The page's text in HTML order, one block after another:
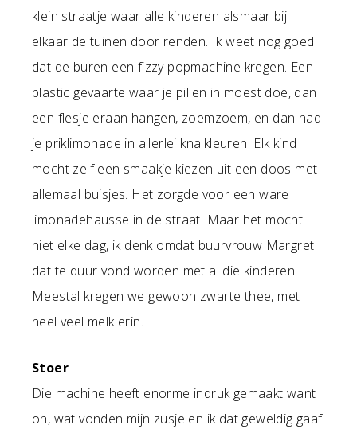
klein straatje waar alle kinderen alsmaar bij
elkaar de tuinen door renden. Ik weet nog goed
dat de buren een fizzy popmachine kregen. Een
plastic gevaarte waar je pillen in moest doe, dan
een flesje eraan hangen, zoemzoem, en dan had
je priklimonade in allerlei knalkleuren. Elk kind
mocht zelf een smaakje kiezen uit een doos met
allemaal buisjes. Het zorgde voor een ware
limonadehausse in de straat. Maar het mocht
niet elke dag, ik denk omdat buurvrouw Margret
dat te duur vond worden met al die kinderen.
Meestal kregen we gewoon zwarte thee, met
heel veel melk erin.
Stoer
Die machine heeft enorme indruk gemaakt want
oh, wat vonden mijn zusje en ik dat geweldig gaaf.